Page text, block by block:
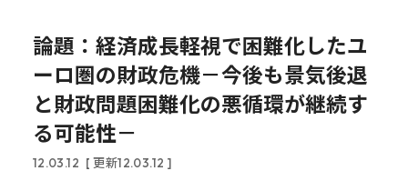
論題：経済成長軽視で困難化したユ
ーロ圏の財政危機－今後も景気後退
と財政問題困難化の悪循環が継続す
る可能性－
12.03.12 [ 更新12.03.12 ]